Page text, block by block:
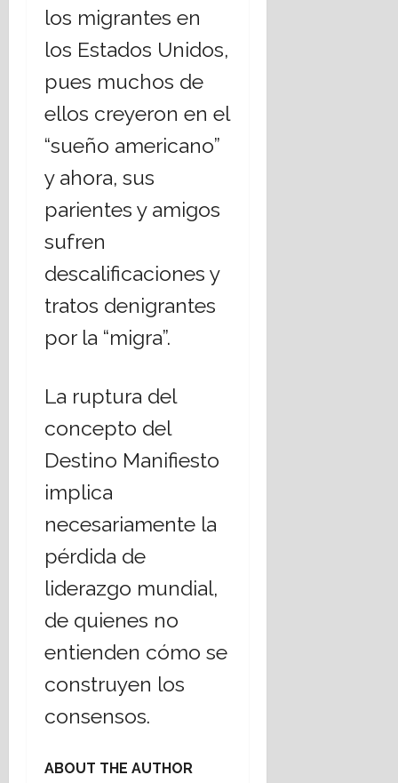
los migrantes en
los Estados Unidos,
pues muchos de
ellos creyeron en el
“sueño americano”
y ahora, sus
parientes y amigos
sufren
descalificaciones y
tratos denigrantes
por la “migra”.
La ruptura del
concepto del
Destino Manifiesto
implica
necesariamente la
pérdida de
liderazgo mundial,
de quienes no
entienden cómo se
construyen los
consensos.
ABOUT THE AUTHOR